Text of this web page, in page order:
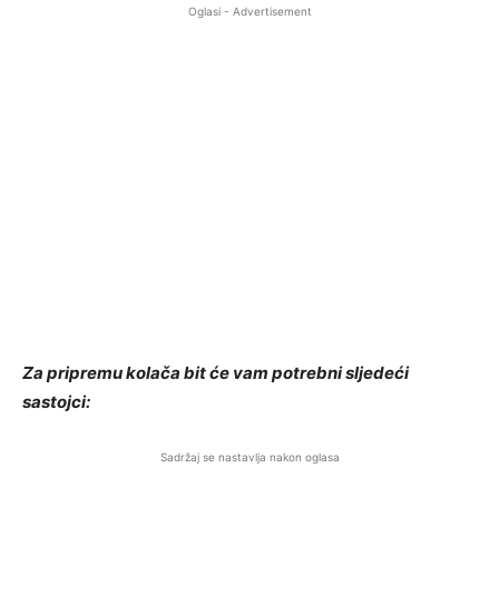
Oglasi - Advertisement
Za pripremu kolača bit će vam potrebni sljedeći
sastojci:
Sadržaj se nastavlja nakon oglasa